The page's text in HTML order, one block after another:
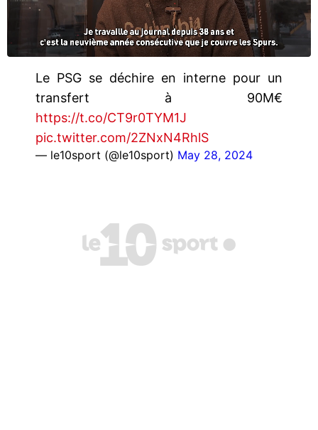
Le PSG se déchire en interne pour un
transfert à 90M€
https://t.co/CT9r0TYM1J
pic.twitter.com/2ZNxN4RhlS
— le10sport (@le10sport) May 28, 2024